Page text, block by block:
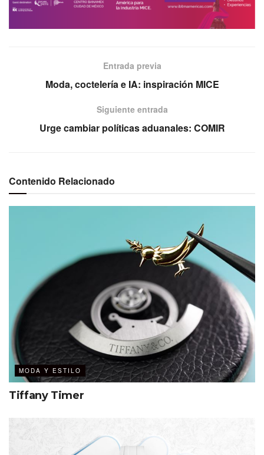
Entrada previa
Moda, coctelería e IA: inspiración MICE
Siguiente entrada
Urge cambiar políticas aduanales: COMIR
Contenido Relacionado
MODA Y ESTILO
Tiffany Timer